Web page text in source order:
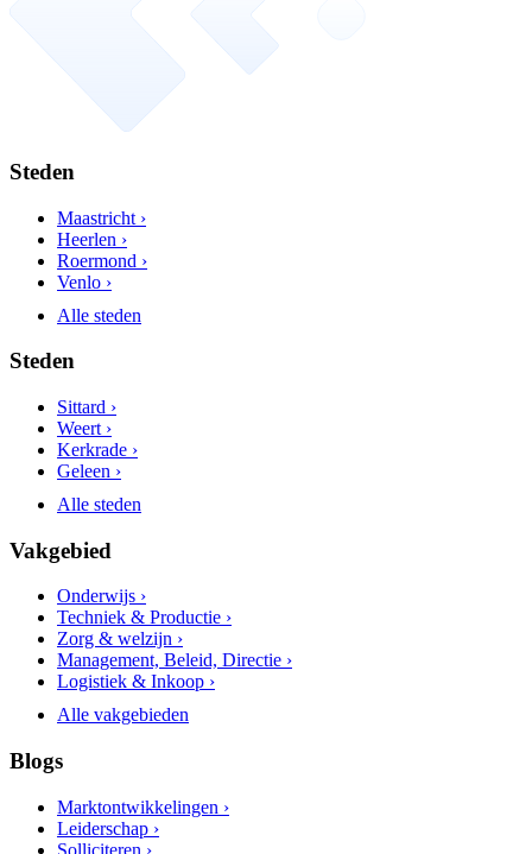
Steden
Maastricht ›
Heerlen ›
Roermond ›
Venlo ›
Alle steden
Steden
Sittard ›
Weert ›
Kerkrade ›
Geleen ›
Alle steden
Vakgebied
Onderwijs ›
Techniek & Productie ›
Zorg & welzijn ›
Management, Beleid, Directie ›
Logistiek & Inkoop ›
Alle vakgebieden
Blogs
Marktontwikkelingen ›
Leiderschap ›
Solliciteren ›